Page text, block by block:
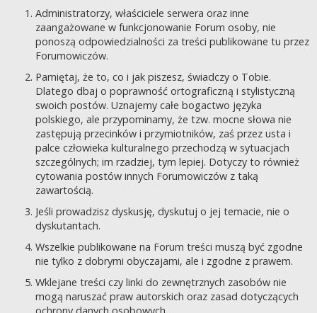
Administratorzy, właściciele serwera oraz inne
zaangażowane w funkcjonowanie Forum osoby, nie
ponoszą odpowiedzialności za treści publikowane tu przez
Forumowiczów.
Pamiętaj, że to, co i jak piszesz, świadczy o Tobie.
Dlatego dbaj o poprawność ortograficzną i stylistyczną
swoich postów. Uznajemy całe bogactwo języka
polskiego, ale przypominamy, że tzw. mocne słowa nie
zastępują przecinków i przymiotników, zaś przez usta i
palce człowieka kulturalnego przechodzą w sytuacjach
szczególnych; im rzadziej, tym lepiej. Dotyczy to również
cytowania postów innych Forumowiczów z taką
zawartością.
Jeśli prowadzisz dyskusję, dyskutuj o jej temacie, nie o
dyskutantach.
Wszelkie publikowane na Forum treści muszą być zgodne
nie tylko z dobrymi obyczajami, ale i zgodne z prawem.
Wklejane treści czy linki do zewnętrznych zasobów nie
mogą naruszać praw autorskich oraz zasad dotyczących
ochrony danych osobowych.